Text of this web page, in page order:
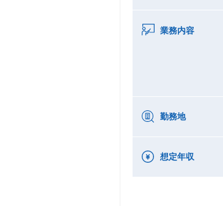
業務内容
勤務地
想定年収